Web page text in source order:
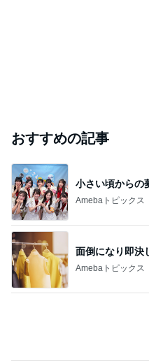
おすすめの記事
小さい頃からの
Amebaトピックス
面倒になり即決
Amebaトピックス